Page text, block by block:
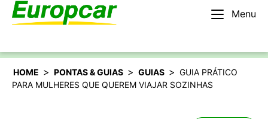
Menu
Português
HOME > PONTAS & GUIAS > GUIAS > GUIA PRÁTICO
PARA MULHERES QUE QUEREM VIAJAR SOZINHAS